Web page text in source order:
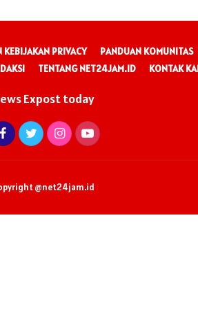
KEBIJAKAN PRIVACY
PANDUAN KOMUNITAS
TENTANG NET24JAM.ID KONTAK
Expost today
@net24jam.id